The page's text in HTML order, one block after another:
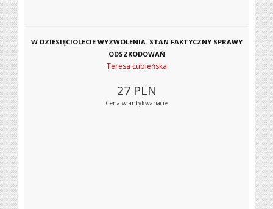
W DZIESIĘCIOLECIE WYZWOLENIA. STAN FAKTYCZNY SPRAWY
ODSZKODOWAŃ
Teresa Łubieńska
27 PLN
Cena w antykwariacie